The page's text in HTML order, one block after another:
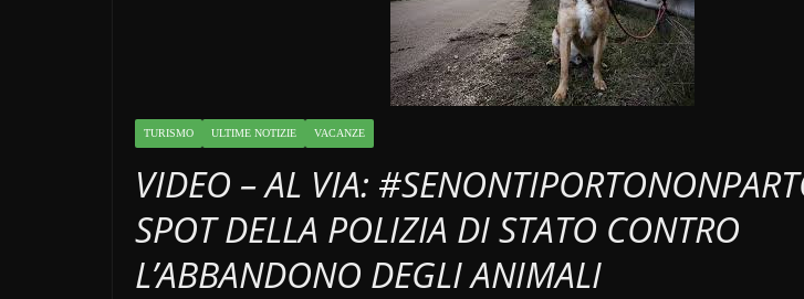
TURISMO ULTIME NOTIZIE VACANZE
VIDEO – AL VIA:
SPOT DELLA POLIZIA DI STATO CONTRO
L’ABBANDONO DEGLI ANIMALI